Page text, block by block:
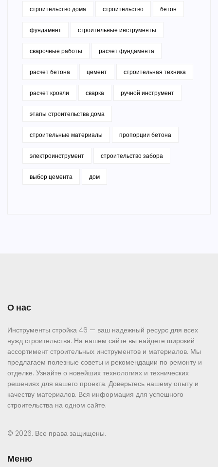
строительство дома строительство бетон
фундамент строительные инструменты
сварочные работы расчет фундамента
расчет бетона цемент строительная техника
расчет кровли сварка ручной инструмент
этапы строительства дома
строительные материалы пропорции бетона
электроинструмент строительство забора
выбор цемента дом
О нас
Инструменты стройка 46 — ваш надежный ресурс для всех
нужд строительства. На нашем сайте вы найдете широкий
ассортимент строительных инструментов и материалов. Мы
предлагаем полезные советы и рекомендации по ремонту и
отделке. Узнайте о новейших технологиях и технических
решениях для вашего проекта. Доверьтесь нашему опыту и
качеству материалов. Вся информация для успешного
строительства на одном сайте.
© 2026. Все права защищены.
Меню